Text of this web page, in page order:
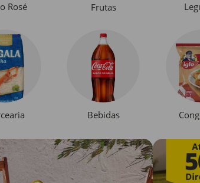
Rosé Frutas
Bebidas